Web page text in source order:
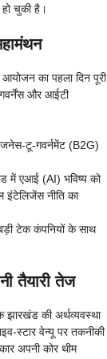
चुकी है।
का पहला दिन पूरी
और आईटी
टू-गवर्नमेंट (B2G)
में एआई (AI) भविष्य को
इंटेलिजेंस नीति का
बड़ी टेक कंपनियों के साथ
तैयारी तेज
झारखंड की अर्थव्यवस्था
स्टार वेन्यू पर तकनीकी
अपनी कोर थीम